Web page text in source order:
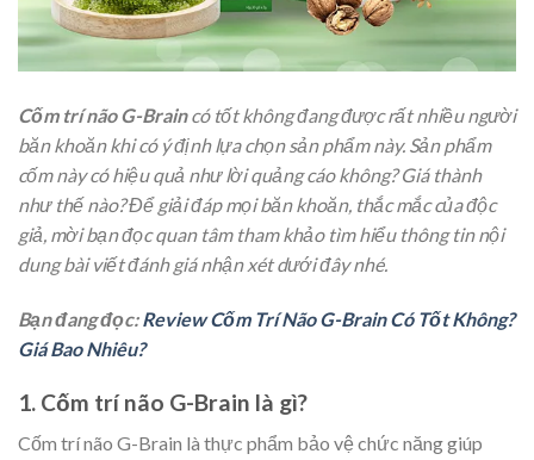
Cốm trí não G-Braincó tốt không đang được rất nhiều người
băn khoăn khi có ý định lựa chọn sản phẩm này. Sản phẩm
cốm này có hiệu quả như lời quảng cáo không? Giá thành
như thế nào? Để giải đáp mọi băn khoăn, thắc mắc của độc
giả, mời bạn đọc quan tâm tham khảo tìm hiểu thông tin nội
dung bài viết đánh giá nhận xét dưới đây nhé.
Bạn đang đọc:Review Cốm Trí Não G-Brain Có Tốt Không?
Giá Bao Nhiêu?
1. Cốm trí não G-Brain là gì?
Cốm trí não G-Brain là thực phẩm bảo vệ chức năng giúp